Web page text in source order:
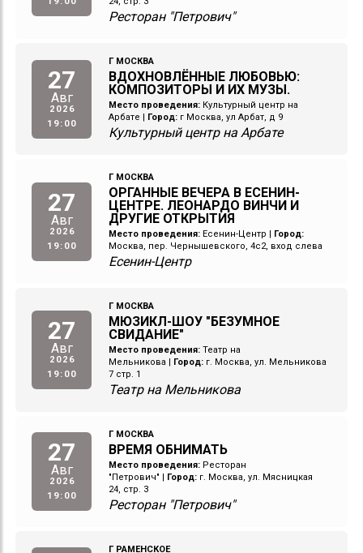
Ресторан "Петрович"
27
Авг
2026
19:00
Г МОСКВА
ВДОХНОВЛЁННЫЕ ЛЮБОВЬЮ:
КОМПОЗИТОРЫ И ИХ МУЗЫ.
Место проведения: Культурный центр на
Арбате
Город: г Москва, ул Арбат, д 9
Культурный центр на Арбате
27
Авг
2026
19:00
Г МОСКВА
ОРГАННЫЕ ВЕЧЕРА В ЕСЕНИН-
ЦЕНТРЕ. ЛЕОНАРДО ВИНЧИ И
ДРУГИЕ ОТКРЫТИЯ
Место проведения: Есенин-Центр
Город:
Москва, пер. Чернышевского, 4с2, вход слева
Есенин-Центр
27
Авг
2026
19:00
Г МОСКВА
МЮЗИКЛ-ШОУ "БЕЗУМНОЕ
СВИДАНИЕ"
Место проведения: Театр на
Мельникова
Город: г. Москва, ул. Мельникова
7 стр. 1
Театр на Мельникова
27
Авг
2026
19:00
Г МОСКВА
ВРЕМЯ ОБНИМАТЬ
Место проведения: Ресторан
"Петрович"
Город: г. Москва, ул. Мясницкая
24, стр. 3
Ресторан "Петрович"
Г РАМЕНСКОЕ